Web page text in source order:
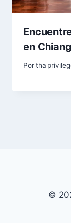
en
Por
©